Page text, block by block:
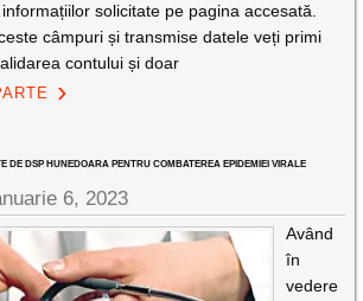
solicitate pe pagina accesată.
câmpuri și transmise datele veți primi
contului și doar
DE DSP HUNEDOARA PENTRU COMBATEREA EPIDEMIEI VIRALE
6, 2023
Având
în
vedere